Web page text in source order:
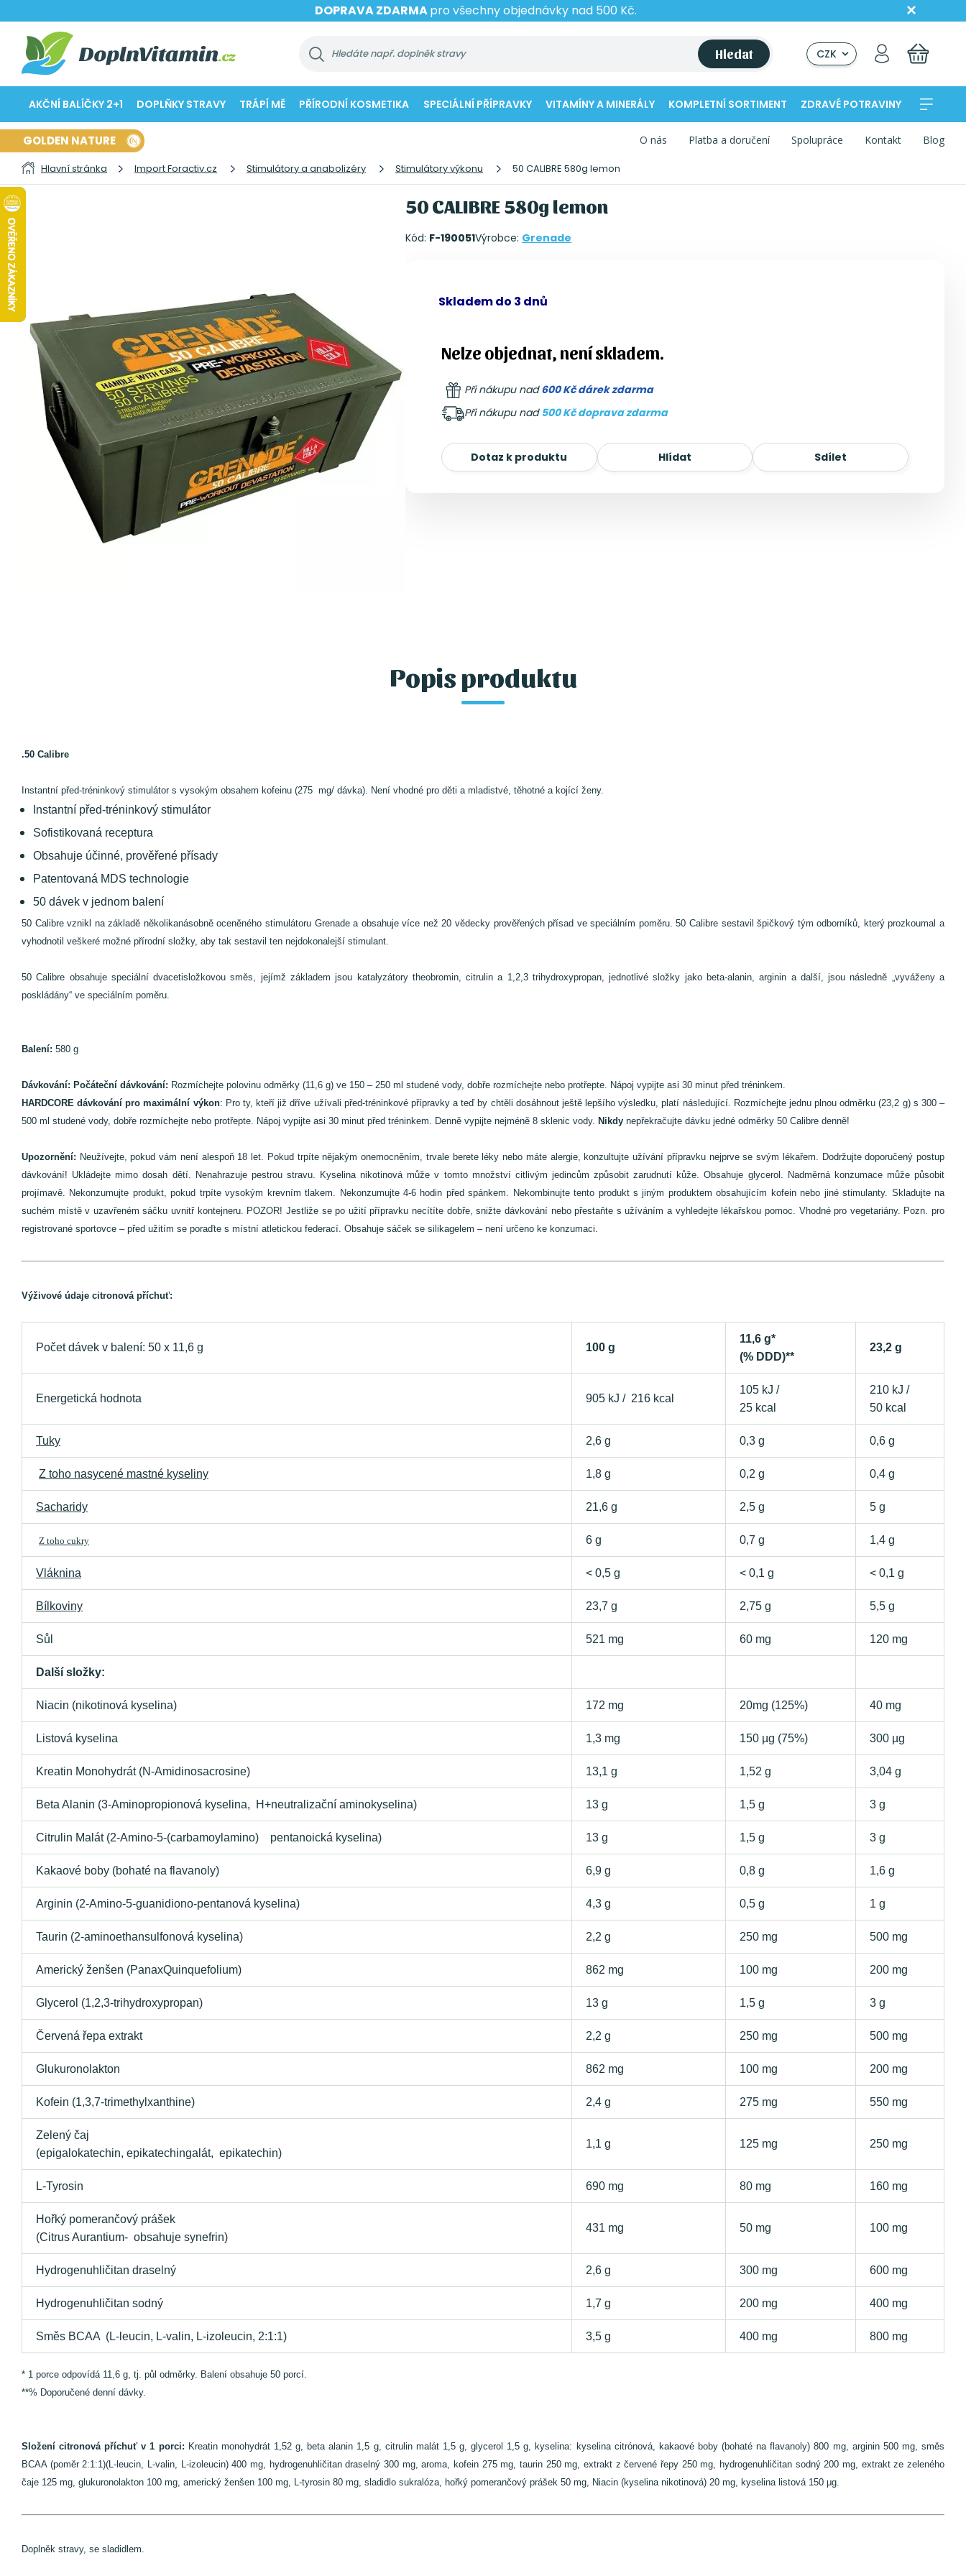
DOPRAVA ZDARMApro všechny objednávky nad 500 Kč.
Hledat CZK
AKČNÍ BALÍČKY 2+1 DOPLŇKY STRAVY TRÁPÍ MĚ PŘÍRODNÍ KOSMETIKA SPECIÁLNÍ PŘÍPRAVKY VITAMÍNY A MINERÁLY KOMPLETNÍ SORTIMENT ZDRAVÉ POTRAVINY
GOLDEN NATURE O nás Platba a doručení Spolupráce Kontakt Blog
Hlavní stránka Import Foractiv.cz Stimulátory a anabolizéry Stimulátory výkonu 50 CALIBRE 580g lemon
50 CALIBRE 580g lemon
Kód: F-190051Výrobce: Grenade
Skladem do 3 dnů
Nelze objednat, není skladem.
Při nákupu nad600 Kč dárek zdarma
Při nákupu nad 500 Kč doprava zdarma
Dotaz k produktu Hlídat Sdílet
Popis produktu
.50 Calibre
Instantní před-tréninkový stimulátor s vysokým obsahem kofeinu (275 mg/ dávka). Není vhodné pro děti a mladistvé, těhotné a kojící ženy.
Instantní před-tréninkový stimulátor
Sofistikovaná receptura
Obsahuje účinné, prověřené přísady
Patentovaná MDS technologie
50 dávek v jednom balení
50 Calibre vznikl na základě několikanásobně oceněného stimulátoru Grenade a obsahuje více než 20 vědecky prověřených přísad ve speciálním poměru. 50 Calibre sestavil špičkový tým odborníků, který prozkoumal a
vyhodnotil veškeré možné přírodní složky, aby tak sestavil ten nejdokonalejší stimulant.
50 Calibre obsahuje speciální dvacetisložkovou směs, jejímž základem jsou katalyzátory theobromin, citrulin a 1,2,3 trihydroxypropan, jednotlivé složky jako beta-alanin, arginin a další, jsou následně „vyváženy a
poskládány“ ve speciálním poměru.
Balení: 580 g
Dávkování: Počáteční dávkování: Rozmíchejte polovinu odměrky (11,6 g) ve 150 – 250 ml studené vody, dobře rozmíchejte nebo protřepte. Nápoj vypijte asi 30 minut před tréninkem.
HARDCORE dávkování pro maximální výkon: Pro ty, kteří již dříve užívali před-tréninkové přípravky a teď by chtěli dosáhnout ještě lepšího výsledku, platí následující. Rozmíchejte jednu plnou odměrku (23,2 g) s 300 –
500 ml studené vody, dobře rozmíchejte nebo protřepte. Nápoj vypijte asi 30 minut před tréninkem. Denně vypijte nejméně 8 sklenic vody. Nikdy nepřekračujte dávku jedné odměrky 50 Calibre denně!
Upozornění: Neužívejte, pokud vám není alespoň 18 let. Pokud trpíte nějakým onemocněním, trvale berete léky nebo máte alergie, konzultujte užívání přípravku nejprve se svým lékařem. Dodržujte doporučený postup
dávkování! Ukládejte mimo dosah dětí. Nenahrazuje pestrou stravu. Kyselina nikotinová může v tomto množství citlivým jedincům způsobit zarudnutí kůže. Obsahuje glycerol. Nadměrná konzumace může působit
projímavě. Nekonzumujte produkt, pokud trpíte vysokým krevním tlakem. Nekonzumujte 4-6 hodin před spánkem. Nekombinujte tento produkt s jiným produktem obsahujícím kofein nebo jiné stimulanty. Skladujte na
suchém místě v uzavřeném sáčku uvnitř kontejneru. POZOR! Jestliže se po užití přípravku necítíte dobře, snižte dávkování nebo přestaňte s užíváním a vyhledejte lékařskou pomoc. Vhodné pro vegetariány. Pozn. pro
registrované sportovce – před užitím se poraďte s místní atletickou federací. Obsahuje sáček se silikagelem – není určeno ke konzumaci.
Výživové údaje citronová příchuť:
Počet dávek v balení: 50 x 11,6 g 100 g
11,6 g*
(% DDD)**
23,2 g
Energetická hodnota 905 kJ / 216 kcal
105 kJ /
25 kcal
210 kJ /
50 kcal
Tuky 2,6 g 0,3 g 0,6 g
Z toho nasycené mastné kyseliny 1,8 g 0,2 g 0,4 g
Sacharidy 21,6 g 2,5 g 5 g
Z toho cukry 6 g 0,7 g 1,4 g
Vláknina < 0,5 g < 0,1 g < 0,1 g
Bílkoviny 23,7 g 2,75 g 5,5 g
Sůl 521 mg 60 mg 120 mg
Další složky:
Niacin (nikotinová kyselina) 172 mg 20mg (125%) 40 mg
Listová kyselina 1,3 mg 150 µg (75%) 300 µg
Kreatin Monohydrát (N-Amidinosacrosine) 13,1 g 1,52 g 3,04 g
Beta Alanin (3-Aminopropionová kyselina, H+neutralizační aminokyselina) 13 g 1,5 g 3 g
Citrulin Malát (2-Amino-5-(carbamoylamino) pentanoická kyselina) 13 g 1,5 g 3 g
Kakaové boby (bohaté na flavanoly) 6,9 g 0,8 g 1,6 g
Arginin (2-Amino-5-guanidiono-pentanová kyselina) 4,3 g 0,5 g 1 g
Taurin (2-aminoethansulfonová kyselina) 2,2 g 250 mg 500 mg
Americký ženšen (PanaxQuinquefolium) 862 mg 100 mg 200 mg
Glycerol (1,2,3-trihydroxypropan) 13 g 1,5 g 3 g
Červená řepa extrakt 2,2 g 250 mg 500 mg
Glukuronolakton 862 mg 100 mg 200 mg
Kofein (1,3,7-trimethylxanthine) 2,4 g 275 mg 550 mg
Zelený čaj
(epigalokatechin, epikatechingalát, epikatechin)
1,1 g 125 mg 250 mg
L-Tyrosin 690 mg 80 mg 160 mg
Hořký pomerančový prášek
(Citrus Aurantium- obsahuje synefrin)
431 mg 50 mg 100 mg
Hydrogenuhličitan draselný 2,6 g 300 mg 600 mg
Hydrogenuhličitan sodný 1,7 g 200 mg 400 mg
Směs BCAA (L-leucin, L-valin, L-izoleucin, 2:1:1) 3,5 g 400 mg 800 mg
* 1 porce odpovídá 11,6 g, tj. půl odměrky. Balení obsahuje 50 porcí.
**% Doporučené denní dávky.
Složení citronová příchuť v 1 porci: Kreatin monohydrát 1,52 g, beta alanin 1,5 g, citrulin malát 1,5 g, glycerol 1,5 g, kyselina: kyselina citrónová, kakaové boby (bohaté na flavanoly) 800 mg, arginin 500 mg, směs
BCAA (poměr 2:1:1)(L-leucin, L-valin, L-izoleucin) 400 mg, hydrogenuhličitan draselný 300 mg, aroma, kofein 275 mg, taurin 250 mg, extrakt z červené řepy 250 mg, hydrogenuhličitan sodný 200 mg, extrakt ze zeleného
čaje 125 mg, glukuronolakton 100 mg, americký ženšen 100 mg, L-tyrosin 80 mg, sladidlo sukralóza, hořký pomerančový prášek 50 mg, Niacin (kyselina nikotinová) 20 mg, kyselina listová 150 μg.
Doplněk stravy, se sladidlem.